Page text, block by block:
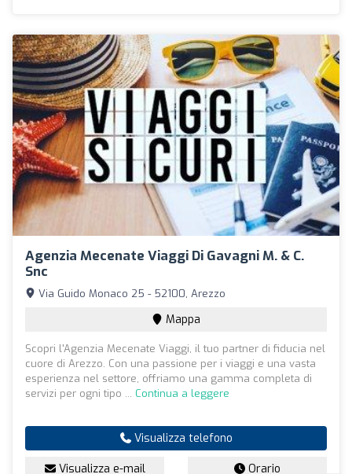
Agenzia Mecenate Viaggi Di Gavagni M. & C.
Snc
Via Guido Monaco 25 - 52100, Arezzo
Mappa
Scopri l'Agenzia Mecenate Viaggi, il tuo partner di fiducia nel
cuore di Arezzo. Con una passione per i viaggi e una vasta
esperienza nel settore, offriamo una gamma completa di
servizi per ogni tipo ... Continua a leggere
Visualizza telefono
Visualizza e-mail Orario